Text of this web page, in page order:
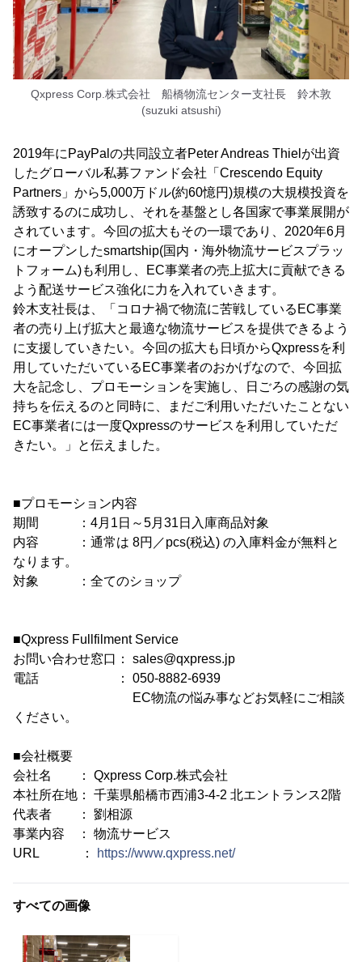
Qxpress Corp.株式会社 船橋物流センター支社長 鈴木敦
(suzuki atsushi)
2019年にPayPalの共同設立者Peter Andreas Thielが出資
したグローバル私募ファンド会社「Crescendo Equity
Partners」から5,000万ドル(約60憶円)規模の大規模投資を
誘致するのに成功し、それを基盤とし各国家で事業展開が
されています。今回の拡大もその一環であり、2020年6月
にオープンしたsmartship(国内・海外物流サービスプラッ
トフォーム)も利用し、EC事業者の売上拡大に貢献できる
よう配送サービス強化に力を入れていきます。
鈴木支社長は、「コロナ禍で物流に苦戦しているEC事業
者の売り上げ拡大と最適な物流サービスを提供できるよう
に支援していきたい。今回の拡大も日頃からQxpressを利
用していただいているEC事業者のおかげなので、今回拡
大を記念し、プロモーションを実施し、日ごろの感謝の気
持ちを伝えるのと同時に、まだご利用いただいたことない
EC事業者には一度Qxpressのサービスを利用していただ
きたい。」と伝えました。
■プロモーション内容
期間 ：4月1日～5月31日入庫商品対象
内容 ：通常は 8円／pcs(税込) の入庫料金が無料と
なります。
対象 ：全てのショップ
■Qxpress Fullfilment Service
お問い合わせ窓口： sales@qxpress.jp
電話 ： 050-8882-6939
EC物流の悩み事などお気軽にご相談
ください。
■会社概要
会社名 ： Qxpress Corp.株式会社
本社所在地： 千葉県船橋市西浦3-4-2 北エントランス2階
代表者 ： 劉相源
事業内容 ： 物流サービス
URL ：
https://www.qxpress.net/
すべての画像